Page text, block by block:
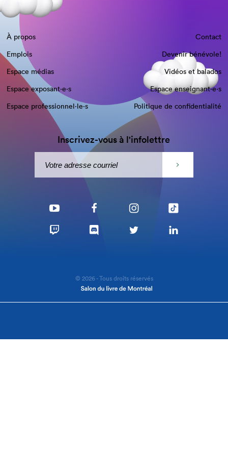
À propos
Contact
Emplois
Devenir bénévole!
Espace médias
Vidéos et balados
Espace exposant·e⋅s
Espace enseignant·e⋅s
Espace professionnel·le⋅s
Politique de confidentialité
Inscrivez-vous à l'infolettre
© 2026 - Tous droits réservés